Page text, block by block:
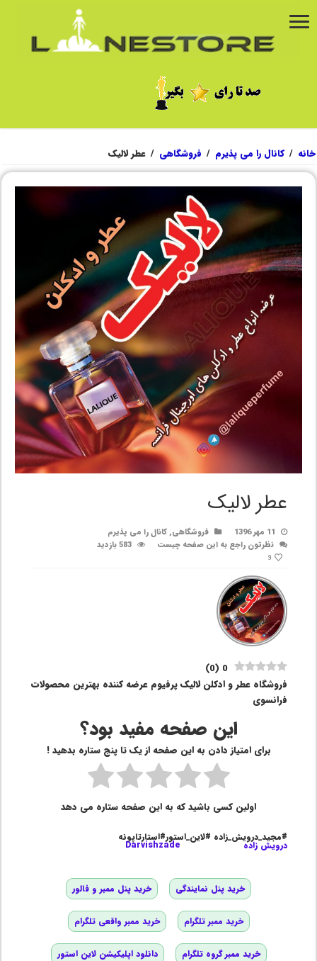
خانه / کانال را می پذیرم / فروشگاهی / عطر لالیک
عطر لالیک
11 مهر 1396 فروشگاهی,کانال را می پذیرم
نظرتون راجع به این صفحه چیست
583 بازدید
9
0
(
0
)
فروشگاه عطر و ادکلن لالیک پرفیوم عرضه کننده بهترین محصولات
فرانسوی
این صفحه مفید بود؟
برای امتیاز دادن به این صفحه از یک تا پنج ستاره بدهید !
اولین کسی باشید که به این صفحه ستاره می دهد
#مجید_درویش_زاده #لاین_استور#استارتاپونه
درویش زاده Darvishzade
خرید پنل نمایندگی خرید پنل ممبر و فالور
خرید ممبر تلگرام خرید ممبر واقعی تلگرام
خرید ممبر گروه تلگرام دانلود اپلیکیشن لاین استور